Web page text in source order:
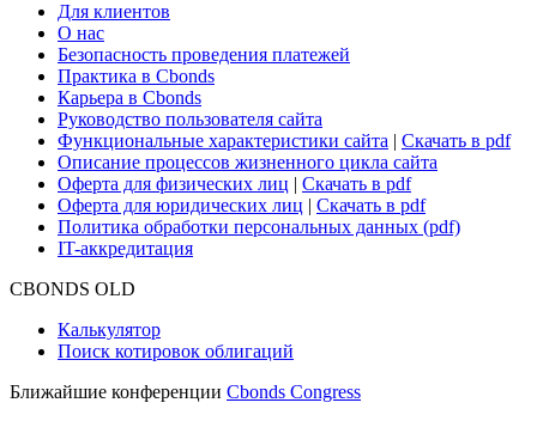
Для клиентов
О нас
Безопасность проведения платежей
Практика в Cbonds
Карьера в Cbonds
Руководство пользователя сайта
Функциональные характеристики сайта | Скачать в pdf
Описание процессов жизненного цикла сайта
Оферта для физических лиц | Скачать в pdf
Оферта для юридических лиц | Скачать в pdf
Политика обработки персональных данных (pdf)
IT-аккредитация
CBONDS OLD
Калькулятор
Поиск котировок облигаций
Ближайшие конференции Cbonds Congress